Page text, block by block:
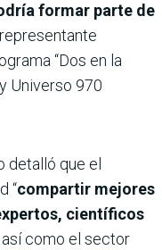
formar parte de
“Dos en la
Universo 970
detalló que el
“compartir mejores
científicos
así como el sector